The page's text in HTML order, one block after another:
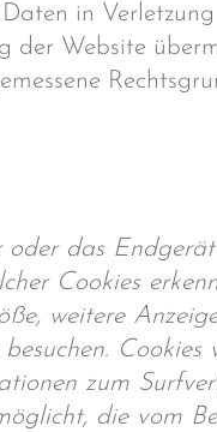
in
der Website
das
Cookies
weitere
zum
die vom